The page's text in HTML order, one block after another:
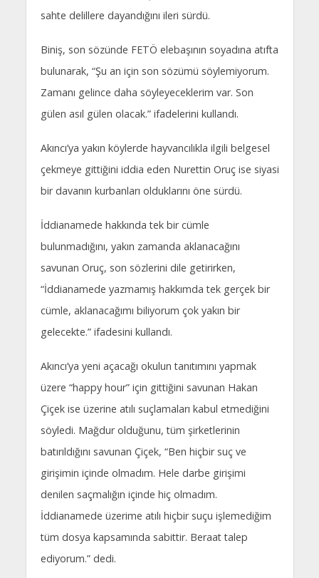
sahte delillere dayandığını ileri sürdü.
Biniş, son sözünde FETÖ elebaşının soyadına atıfta
bulunarak, “Şu an için son sözümü söylemiyorum.
Zamanı gelince daha söyleyeceklerim var. Son
gülen asıl gülen olacak.” ifadelerini kullandı.
Akıncı’ya yakın köylerde hayvancılıkla ilgili belgesel
çekmeye gittiğini iddia eden Nurettin Oruç ise siyasi
bir davanın kurbanları olduklarını öne sürdü.
İddianamede hakkında tek bir cümle
bulunmadığını, yakın zamanda aklanacağını
savunan Oruç, son sözlerini dile getirirken,
“İddianamede yazmamış hakkımda tek gerçek bir
cümle, aklanacağımı biliyorum çok yakın bir
gelecekte.” ifadesini kullandı.
Akıncı’ya yeni açacağı okulun tanıtımını yapmak
üzere “happy hour” için gittiğini savunan Hakan
Çiçek ise üzerine atılı suçlamaları kabul etmediğini
söyledi. Mağdur olduğunu, tüm şirketlerinin
batırıldığını savunan Çiçek, “Ben hiçbir suç ve
girişimin içinde olmadım. Hele darbe girişimi
denilen saçmalığın içinde hiç olmadım.
İddianamede üzerime atılı hiçbir suçu işlemediğim
tüm dosya kapsamında sabittir. Beraat talep
ediyorum.” dedi.